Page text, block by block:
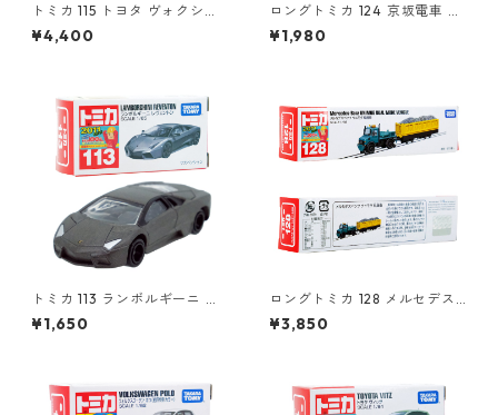
トミカ 115 トヨタ ヴォクシー
（初回特別仕様）#10801764
¥4,400
ロングトミカ 124 京坂電車 き
かんしゃトーマス号 2015 #10
824923
¥1,980
トミカ 113 ランボルギーニ レ
ヴェントン #10359791
¥1,650
ロングトミカ 128 メルセデス
ベンツ ウニモグ 軌陸車 #103
96291
¥3,850